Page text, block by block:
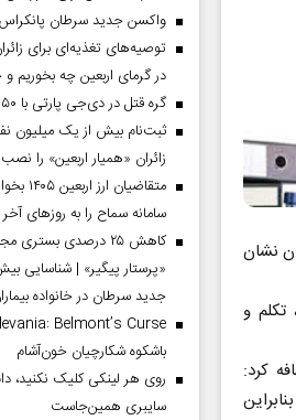
نشان
و
کرد:
واکسن جدید سرطان
در گرمای اربعین چه بخوریم
گره قتل در دی‌جی پارتی با ۵۰ قسم باز می‌شود
ثبت‌نام بیش از یک میلیون
زائران «همیار اربعین» را
سامانه سماح را به روز‌های
کاهش ۲۵ درصدی
جدید سرطان در خانواده
باشکوه شکارچیان خون‌آشام
روی هر لینکی کلیک نکنید،
سایبری همین‌جاست